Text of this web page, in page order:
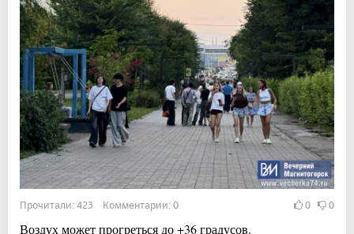
Прочитали: 423 Комментарии: 0 0 0
Воздух может прогреться до +36 градусов.